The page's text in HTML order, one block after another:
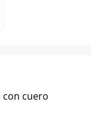
cuero